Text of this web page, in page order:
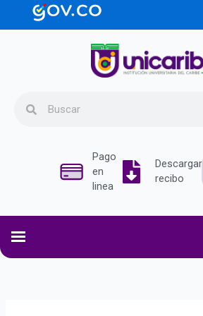
contenido
Pago
en
linea
Descargar
recibo